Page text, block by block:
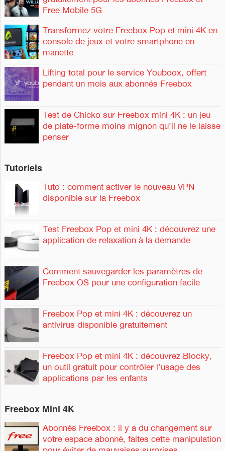
:
Free Mobile 5G
Transformez votre Freebox Pop et mini 4K en
console de jeux et votre smartphone en
manette
Lifting total pour le service Youboox, offert
pendant un mois aux abonnés Freebox
Test de Chicko sur Freebox mini 4K : un jeu
de plate-forme moins mignon qu’il ne le laisse
penser
Tutoriels
Tuto : comment activer le nouveau VPN
disponible sur la Freebox
Test Freebox Pop et mini 4K : découvrez une
application de relaxation à la demande
Comment sauvegarder les paramètres de
Freebox OS pour une configuration facile
Freebox Pop et mini 4K : découvrez un
antivirus disponible gratuitement
Freebox Pop et mini 4K : découvrez Blocky,
un outil gratuit pour contrôler l’usage des
applications par les enfants
Freebox Mini 4K
Abonnés Freebox : il y a du changement sur
votre espace abonné, faites cette manipulation